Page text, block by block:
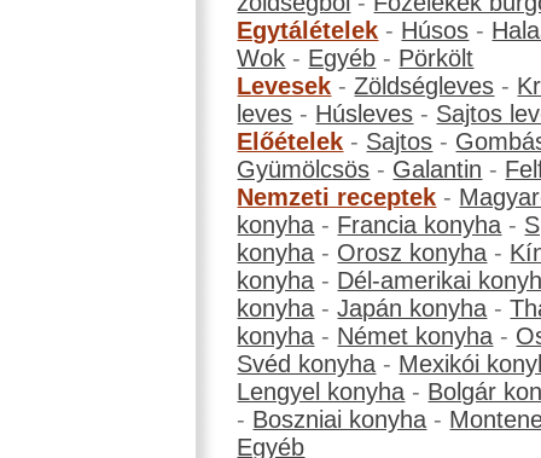
Egytálételek - Húsos -
Wok - Egyéb - Pörkölt
Levesek -Zöldségleves -
leves - Húsleves - Sajtos
Előételek - Sajtos -
Gyümölcsös - Galantin -
Nemzeti receptek -
konyha - Francia konyha -
konyha - Orosz konyha -
konyha - Dél-amerikai
konyha -Japán konyha -
konyha - Német konyha -
Svéd konyha - Mexikói
Lengyel konyha - Bolgár
- Boszniai konyha -
Egyéb